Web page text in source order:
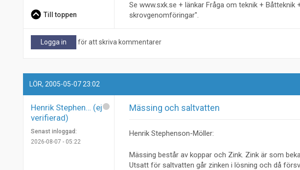
Se www.sxk.se + länkar Fråga om teknik +
skrovgenomföringar".
Till toppen
Logga in för att skriva kommentarer
LÖR, 2005-05-07 23:02
Henrik Stephen… (ej
verifierad)
Senast inloggad:
2026-08-07 - 05:22
Mässing och saltvatten
Henrik Stephenson-Möller:
Mässing består av koppar och Zink. Zink är som
Utsatt för saltvatten går zinken i lösning och då